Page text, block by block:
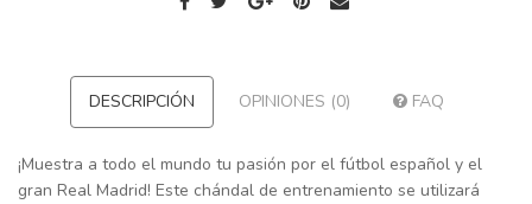
DESCRIPCIÓN OPINIONES (0) FAQ
¡Muestra a todo el mundo tu pasión por el fútbol español y el
gran Real Madrid! Este chándal de entrenamiento se utilizará